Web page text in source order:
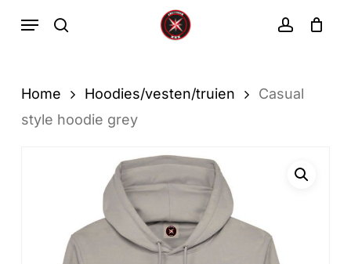
hoofdinhoud
zoekopdracht
Menu
Winkelwagen
Home Hoodies/vesten/truien
Casual
style hoodie grey